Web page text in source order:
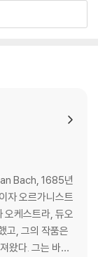
Bach, 1685년
자 오르가니스트
고, 그의 작품은
왔다. 그는 바로